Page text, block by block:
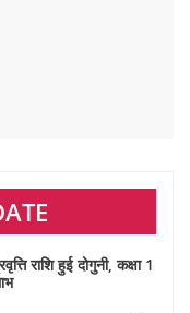
राशि हुई दोगुनी, कक्षा 1